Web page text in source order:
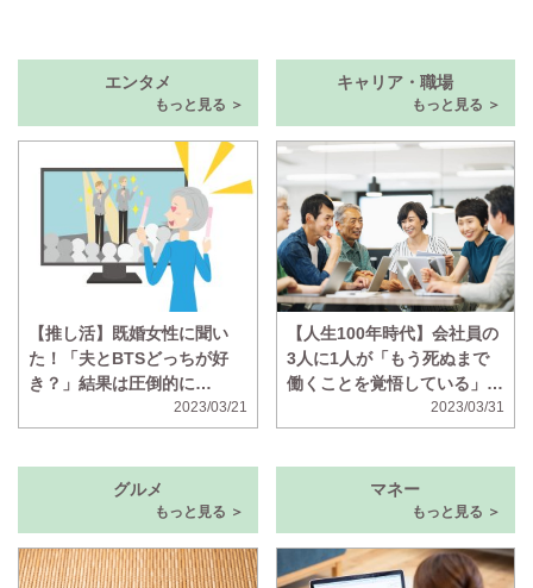
エンタメ
もっと見る ＞
【推し活】既婚女性に聞い
た！「夫とBTSどっちが好
き？」結果は圧倒的に…
2023/03/21
キャリア・職場
もっと見る ＞
【人生100年時代】会社員の
3人に1人が「もう死ぬまで
働くことを覚悟している」と
回答 年金が不十分、ボケそ
う、の声
2023/03/31
グルメ
もっと見る ＞
マネー
もっと見る ＞